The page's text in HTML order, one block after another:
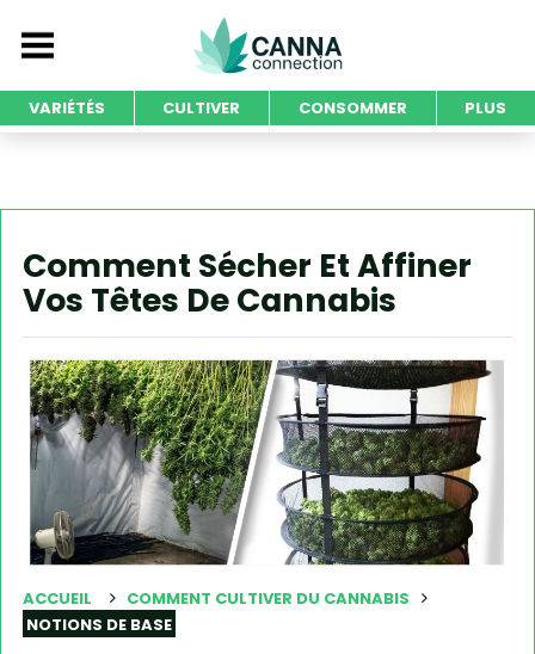
VARIÉTÉS CULTIVER CONSOMMER PLUS
Comment Sécher Et Affiner
Vos Têtes De Cannabis
ACCUEIL
COMMENT CULTIVER DU CANNABIS
NOTIONS DE BASE